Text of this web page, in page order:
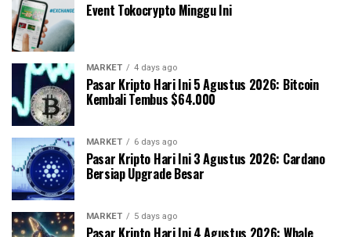
Event Tokocrypto Minggu Ini
MARKET 4 days ago
Pasar Kripto Hari Ini 5 Agustus 2026: Bitcoin
Kembali Tembus $64.000
MARKET 6 days ago
Pasar Kripto Hari Ini 3 Agustus 2026: Cardano
Bersiap Upgrade Besar
MARKET 5 days ago